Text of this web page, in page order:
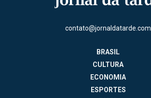
contato@jornaldatarde.com
BRASIL
CULTURA
ECONOMIA
ESPORTES